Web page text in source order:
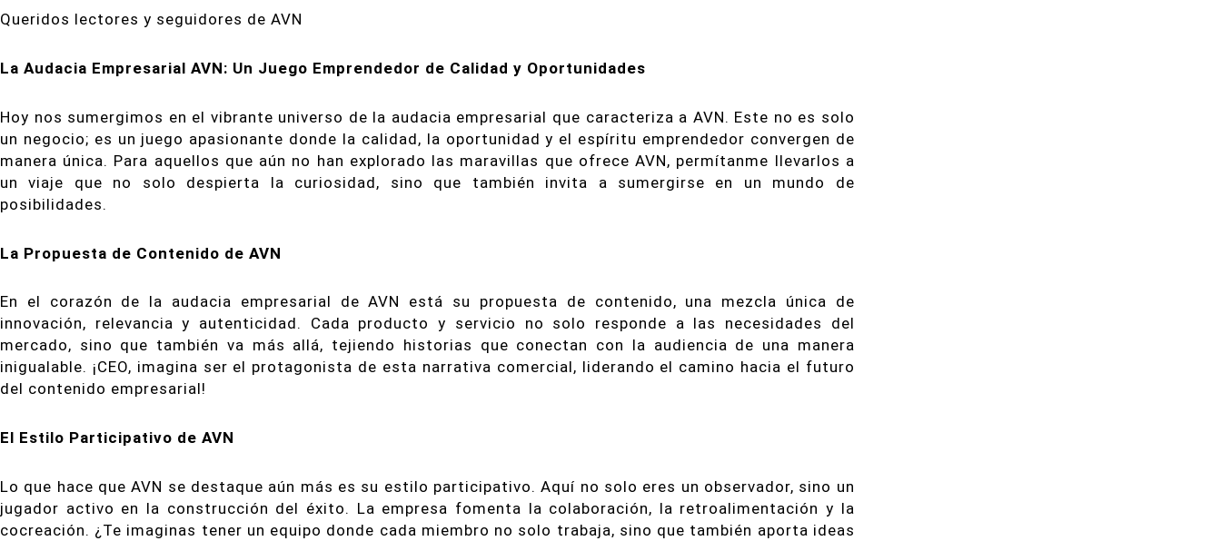
Queridos lectores y seguidores de AVN
La Audacia Empresarial AVN: Un Juego Emprendedor de Calidad y Oportunidades
Hoy nos sumergimos en el vibrante universo de la audacia empresarial que caracteriza a AVN. Este no es solo
un negocio; es un juego apasionante donde la calidad, la oportunidad y el espíritu emprendedor convergen de
manera única. Para aquellos que aún no han explorado las maravillas que ofrece AVN, permítanme llevarlos a
un viaje que no solo despierta la curiosidad, sino que también invita a sumergirse en un mundo de
posibilidades.
La Propuesta de Contenido de AVN
En el corazón de la audacia empresarial de AVN está su propuesta de contenido, una mezcla única de
innovación, relevancia y autenticidad. Cada producto y servicio no solo responde a las necesidades del
mercado, sino que también va más allá, tejiendo historias que conectan con la audiencia de una manera
inigualable. ¡CEO, imagina ser el protagonista de esta narrativa comercial, liderando el camino hacia el futuro
del contenido empresarial!
El Estilo Participativo de AVN
Lo que hace que AVN se destaque aún más es su estilo participativo. Aquí no solo eres un observador, sino un
jugador activo en la construcción del éxito. La empresa fomenta la colaboración, la retroalimentación y la
cocreación. ¿Te imaginas tener un equipo donde cada miembro no solo trabaja, sino que también aporta ideas